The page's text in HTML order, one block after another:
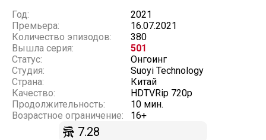
Год:
2021
Премьера:
16.07.2021
Количество эпизодов:
380
Вышла серия:
501
Статус:
Онгоинг
Студия:
Suoyi Technology
Страна:
Китай
Качество:
HDTVRip 720p
Продолжительность:
10 мин.
Возрастное ограничение:
16+
7.28